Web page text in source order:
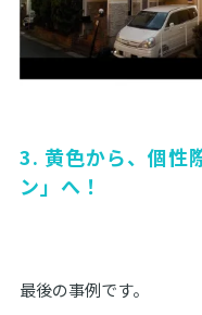
3. 黄色から、個性
ン」へ！
最後の事例です。